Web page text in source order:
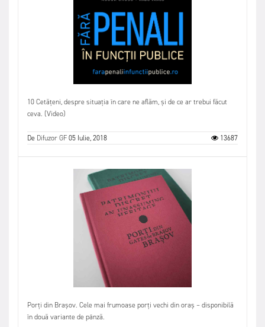
10 Cetățeni, despre situația în care ne aflăm, și de ce ar trebui făcut
ceva. (Video)
De Difuzor GF05 Iulie, 2018 13687
Porți din Brașov. Cele mai frumoase porți vechi din oraș – disponibilă
în două variante de pânză.